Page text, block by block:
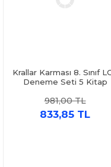
Krallar Karması 8. Sınıf
Deneme Seti 5 Kitap
981,00 TL
833,85 TL